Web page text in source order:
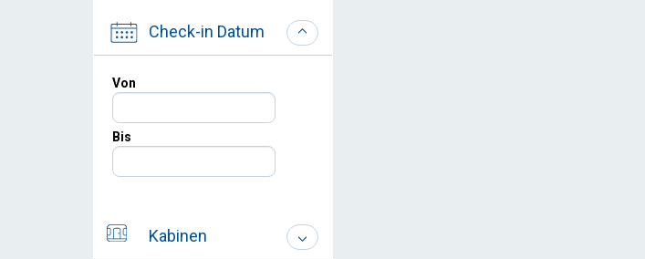
Check-in Datum
Von
Bis
Kabinen